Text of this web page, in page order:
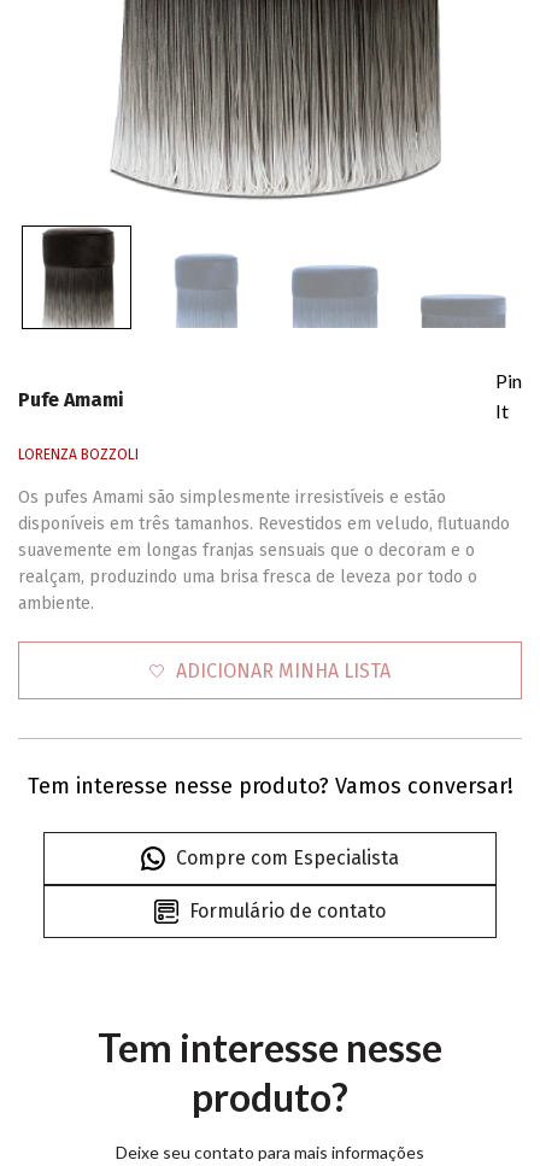
Pufe Amami
Pin
It
LORENZA BOZZOLI
Os pufes Amami são simplesmente irresistíveis e estão
disponíveis em três tamanhos. Revestidos em veludo, flutuando
suavemente em longas franjas sensuais que o decoram e o
realçam, produzindo uma brisa fresca de leveza por todo o
ambiente.
ADICIONAR MINHA LISTA
Tem interesse nesse produto? Vamos conversar!
Compre com Especialista
Formulário de contato
Tem interesse nesse
produto?
Deixe seu contato para mais informações